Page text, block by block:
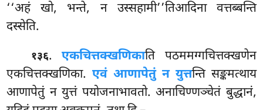
‘‘अहं खो, भन्ते, न उस्सहामी’’तिआदिना वत्तब्बन्ति
दस्सेति.
१३६.एकचित्तक्खणिकाति पठममग्गचित्तक्खणेन
एकचित्तक्खणिका.एवं आणापेतुं न युत्तन्ति सङ्कमत्थाय
आणापेतुं न युत्तं पयोजनाभावतो. अनाचिण्णञ्चेतं बुद्धानं,